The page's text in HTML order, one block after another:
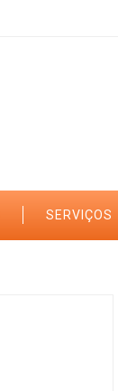
SERVIÇOS